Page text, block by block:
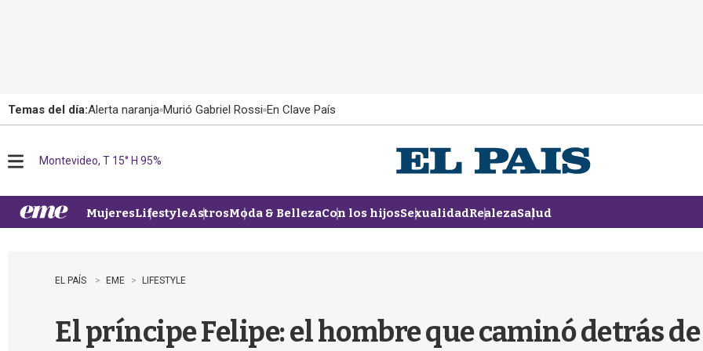
Temas del día:Alerta naranja Murió Gabriel Rossi En Clave País
u
Montevideo, T 15° H 95%
MujeresLifestyleAstrosModa & BellezaCon los hijosSexualidadRealezaSalud
EL PAÍS EME LIFESTYLE
El príncipe Felipe: el hombre que caminó detrás